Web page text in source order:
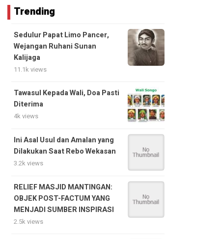
Trending
Sedulur Papat Limo Pancer,
Wejangan Ruhani Sunan
Kalijaga
11.1k views
Tawasul Kepada Wali, Doa Pasti
Diterima
4k views
Ini Asal Usul dan Amalan yang
Dilakukan Saat Rebo Wekasan
3.2k views
RELIEF MASJID MANTINGAN:
OBJEK POST-FACTUM YANG
MENJADI SUMBER INSPIRASI
2.5k views